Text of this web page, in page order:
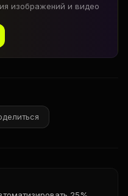
изображений и видео